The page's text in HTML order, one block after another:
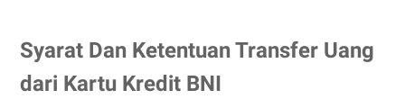
Syarat Dan Ketentuan Transfer Uang
dari Kartu Kredit BNI